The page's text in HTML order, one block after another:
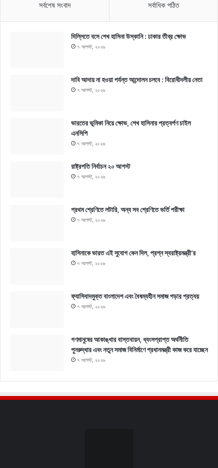
সর্বশেষ সংবাদ সর্বাধিক পঠিত
দিল্লিতে বসে শেখ হাসিনা উস্কানি : ঢাকার তীব্র ক্ষোভ
৭ আগস্ট, ২০২৬
দাবি আদায় না হওয়া পর্যন্ত আন্দোলন চলবে : বিরোধীদলীয় নেতা
৭ আগস্ট, ২০২৬
ভারতের ভূমিকা নিয়ে ক্ষোভ, শেখ হাসিনার প্রত্যর্পণ চাইল
এনসিপি
৭ আগস্ট, ২০২৬
রাষ্ট্রপতি নির্বাচন ২০ আগস্ট
৭ আগস্ট, ২০২৬
প্রথম শ্রেণিতে লটারি, অন্য সব শ্রেণিতে ভর্তি পরীক্ষা
৭ আগস্ট, ২০২৬
হাসিনাকে ভারত এই সুযোগ কেন দিল, প্রশ্ন স্বরাষ্ট্রমন্ত্রী’র
৭ আগস্ট, ২০২৬
ফ্যাসিবাদমুক্ত বাংলাদেশ এবং বৈষম্যহীন সমাজ গড়ার প্রত্যয়
৭ আগস্ট, ২০২৬
গণমানুষের আকাঙ্খার বাস্তবায়ন, ধ্বংসপ্রাপ্ত অর্থনীতি
পুনরুদ্ধার এবং নতুন সমাজ বিনির্মাণে প্রধানমন্ত্রী কাজ করে যাচ্ছেন
৭ আগস্ট, ২০২৬